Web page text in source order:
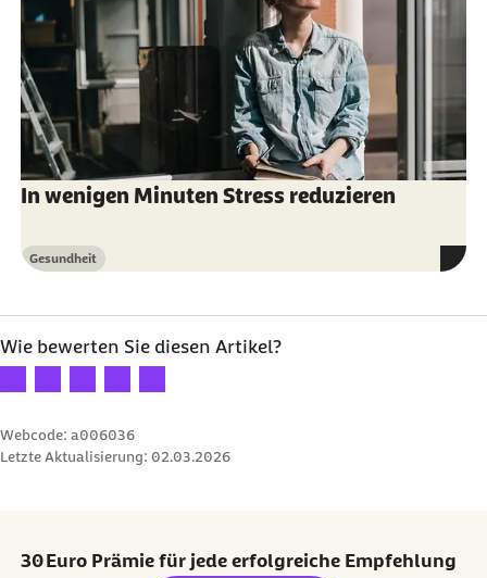
In wenigen Minuten Stress reduzieren
Kategorie
Gesundheit
Wie bewerten Sie diesen Artikel?
Ihre Bewertung: 1 Stern
Ihre Bewertung: 2 Sterne
Ihre Bewertung: 3 Sterne
Ihre Bewertung: 4 Sterne
Ihre Bewertung: 5 Sterne
Webcode: a006036
Letzte Aktualisierung: 02.03.2026
30 Euro Prämie für jede erfolgreiche Empfehlung